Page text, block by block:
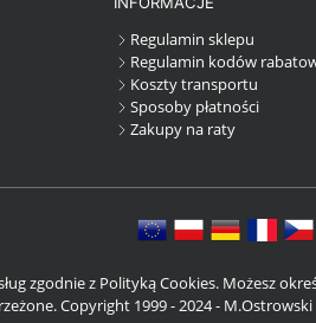
Regulamin sklepu
Regulamin kodów
Koszty transportu
Sposoby płatności
Zakupy na raty
zgodnie z Polityką Cookies. Możesz
Copyright 1999 - 2024 - M.Ostrowski